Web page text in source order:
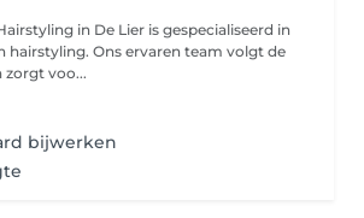
in De Lier is gespecialiseerd in
hairstyling. Ons ervaren team volgt de
zorgt voo...
bijwerken